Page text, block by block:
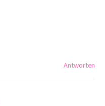
Antworten